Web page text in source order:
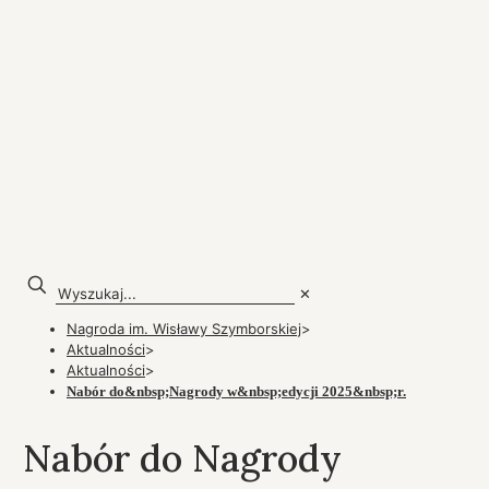
✕
Nagroda im. Wisławy Szymborskiej>
Aktualności>
Aktualności>
Nabór do&nbsp;Nagrody w&nbsp;edycji 2025&nbsp;r.
Nabór do Nagrody